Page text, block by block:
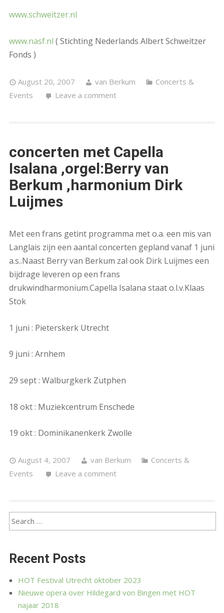
www.schweitzer.nl
www.nasf.nl ( Stichting Nederlands Albert Schweitzer
Fonds )
August 20, 2007 van Berkum
Concerts &
Events
Leave a comment
concerten met Capella
Isalana ,orgel:Berry van
Berkum ,harmonium Dirk
Luijmes
Met een frans getint programma met o.a. een mis van
Langlais zijn een aantal concerten gepland vanaf 1 juni
a.s..Naast Berry van Berkum zal ook Dirk Luijmes een
bijdrage leveren op een frans
drukwindharmonium.Capella Isalana staat o.l.v.Klaas
Stok
1 juni : Pieterskerk Utrecht
9 juni : Arnhem
29 sept : Walburgkerk Zutphen
18 okt : Muziekcentrum Enschede
19 okt : Dominikanenkerk Zwolle
August 4, 2007 van Berkum
Concerts &
Events
Leave a comment
Recent Posts
HOT Festival Utrecht oktober 2023
Nieuwe opera over Hildegard von Bingen met HOT
najaar 2018